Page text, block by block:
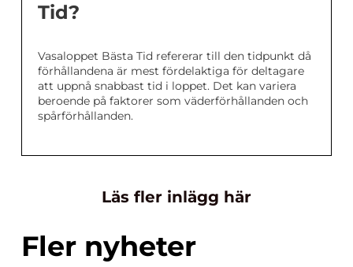
Tid?
Vasaloppet Bästa Tid refererar till den tidpunkt då
förhållandena är mest fördelaktiga för deltagare
att uppnå snabbast tid i loppet. Det kan variera
beroende på faktorer som väderförhållanden och
spårförhållanden.
Läs fler inlägg här
Fler nyheter